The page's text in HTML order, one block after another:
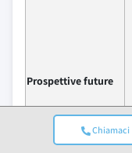
Chiamaci
Prospettive future